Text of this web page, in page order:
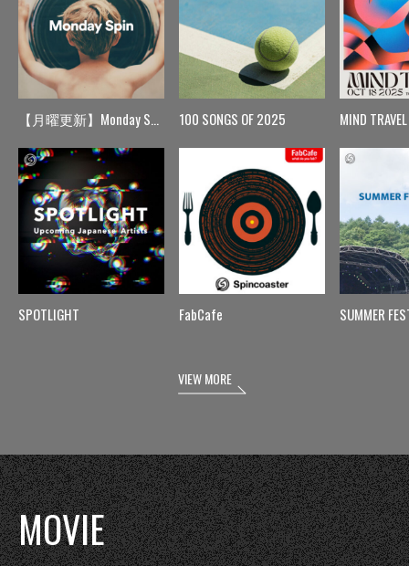
【月曜更新】Monday Spin
SPOTLIGHT
100 SONGS OF 2025
FabCafe
MIND TRAVEL
SUMMER
VIEW MORE
MOVIE